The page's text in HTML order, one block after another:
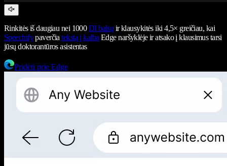
Rinkitės iš daugiau nei 1000DI balsų ir klausykitės iki 4,5× greičiau, kai
Speechifypaverčiatekstą į kalbą Edge naršyklėje ir atsako į klausimus tarsi
jūsų doktorantūros asistentas
Pridėti prie Edge